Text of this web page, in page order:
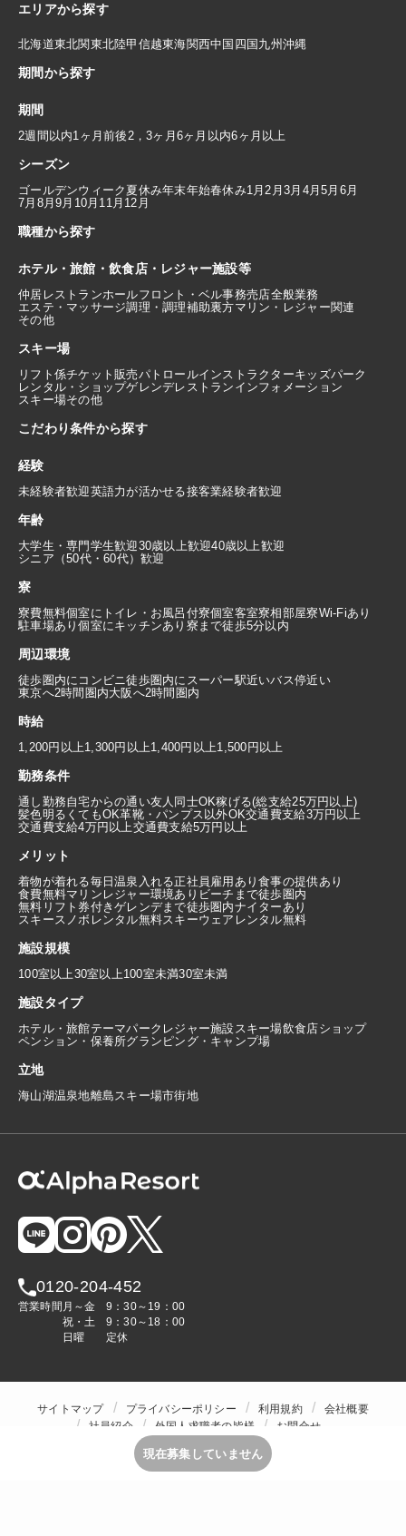
エリアから探す
北海道東北関東北陸甲信越東海関西中国 四国九州沖縄
期間から探す
期間
2週間以内1ヶ月前後 2，3ヶ月 6ヶ月以内6ヶ月以上
シーズン
ゴールデンウィーク 夏休み年末年始春休み1月 2月3月 4月5月 6月
7月 8月9月 10月 11月 12月
職種から探す
ホテル・旅館・飲食店・レジャー施設等
仲居 レストランホールフロント・ベル事務売店全般業務
エステ・マッサージ調理・調理補助裏方マリン・レジャー関連
その他
スキー場
リフト係チケット販売パトロールインストラクターキッズパーク
レンタル・ショップゲレンデレストラン インフォメーション
スキー場その他
こだわり条件から探す
経験
未経験者歓迎英語力が活かせる接客業経験者歓迎
年齢
大学生・専門学生歓迎30歳以上歓迎40歳以上歓迎
シニア（50代・60代）歓迎
寮
寮費無料個室にトイレ・お風呂付寮個室客室寮相部屋寮Wi-Fiあり
駐車場あり個室にキッチンあり 寮まで徒歩5分以内
周辺環境
徒歩圏内にコンビニ徒歩圏内にスーパー駅近いバス停近い
東京へ2時間圏内大阪へ2時間圏内
時給
1,200円以上1,300円以上1,400円以上1,500円以上
勤務条件
通し勤務自宅からの通い友人同士OK稼げる(総支給25万円以上)
髪色明るくてもOK革靴・パンプス以外OK交通費支給3万円以上
交通費支給4万円以上交通費支給5万円以上
メリット
着物が着れる毎日温泉入れる正社員雇用あり食事の提供あり
食費無料マリンレジャー環境あり ビーチまで徒歩圏内
無料リフト券付きゲレンデまで徒歩圏内ナイターあり
スキースノボレンタル無料スキーウェアレンタル無料
施設規模
100室以上30室以上100室未満30室未満
施設タイプ
ホテル・旅館テーマパーク レジャー施設 スキー場飲食店ショップ
ペンション・保養所グランピング・キャンプ場
立地
海山湖温泉地離島 スキー場市街地
0120-204-452
営業時間 月～金
9：30～19：00
祝・土
9：30～18：00
日曜
定休
サイトマップ プライバシーポリシー 利用規約
会社概要
社員紹介
外国人求職者の皆様
お問合せ
現在募集していません